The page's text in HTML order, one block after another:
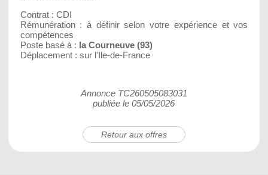
Contrat : CDI
Rémunération : à définir selon votre expérience et vos
compétences
Poste basé à : la Courneuve (93)
Déplacement : sur l'Ile-de-France
Annonce TC260505083031
publiée le 05/05/2026
Retour aux offres